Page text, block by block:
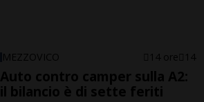
MEZZOVICO 14 ore 14
Auto contro camper sulla A2:
il bilancio è di sette feriti